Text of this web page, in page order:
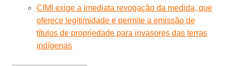
CIMI exige a imediata revogação da medida, que
oferece legitimidade e permite a emissão de
títulos de propriedade para invasores das terras
indígenas